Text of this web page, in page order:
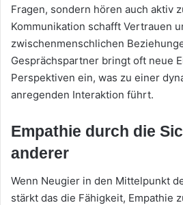
Fragen, sondern hören auch aktiv
Kommunikation schafft Vertrauen
zwischenmenschlichen
Gesprächspartner bringt oft neue
Perspektiven ein, was zu einer
anregenden Interaktion führt.
Empathie durch die
anderer
Wenn Neugier in den Mittelpunkt
stärkt das die Fähigkeit, Empathie